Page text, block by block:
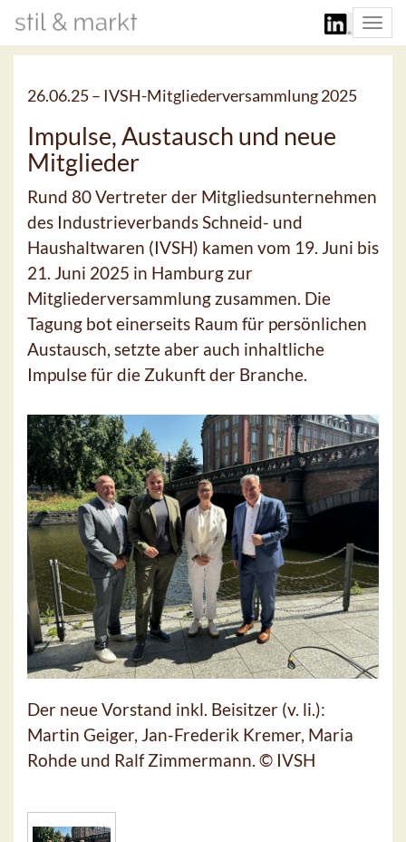
26.06.25 – IVSH-Mitgliederversammlung 2025
Impulse, Austausch und neue
Mitglieder
Rund 80 Vertreter der Mitgliedsunternehmen
des Industrieverbands Schneid- und
Haushaltwaren (IVSH) kamen vom 19. Juni bis
21. Juni 2025 in Hamburg zur
Mitgliederversammlung zusammen. Die
Tagung bot einerseits Raum für persönlichen
Austausch, setzte aber auch inhaltliche
Impulse für die Zukunft der Branche.
Der neue Vorstand inkl. Beisitzer (v. li.):
Martin Geiger, Jan-Frederik Kremer, Maria
Rohde und Ralf Zimmermann. © IVSH